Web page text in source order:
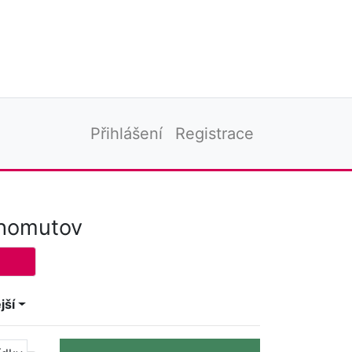
Přihlášení Registrace